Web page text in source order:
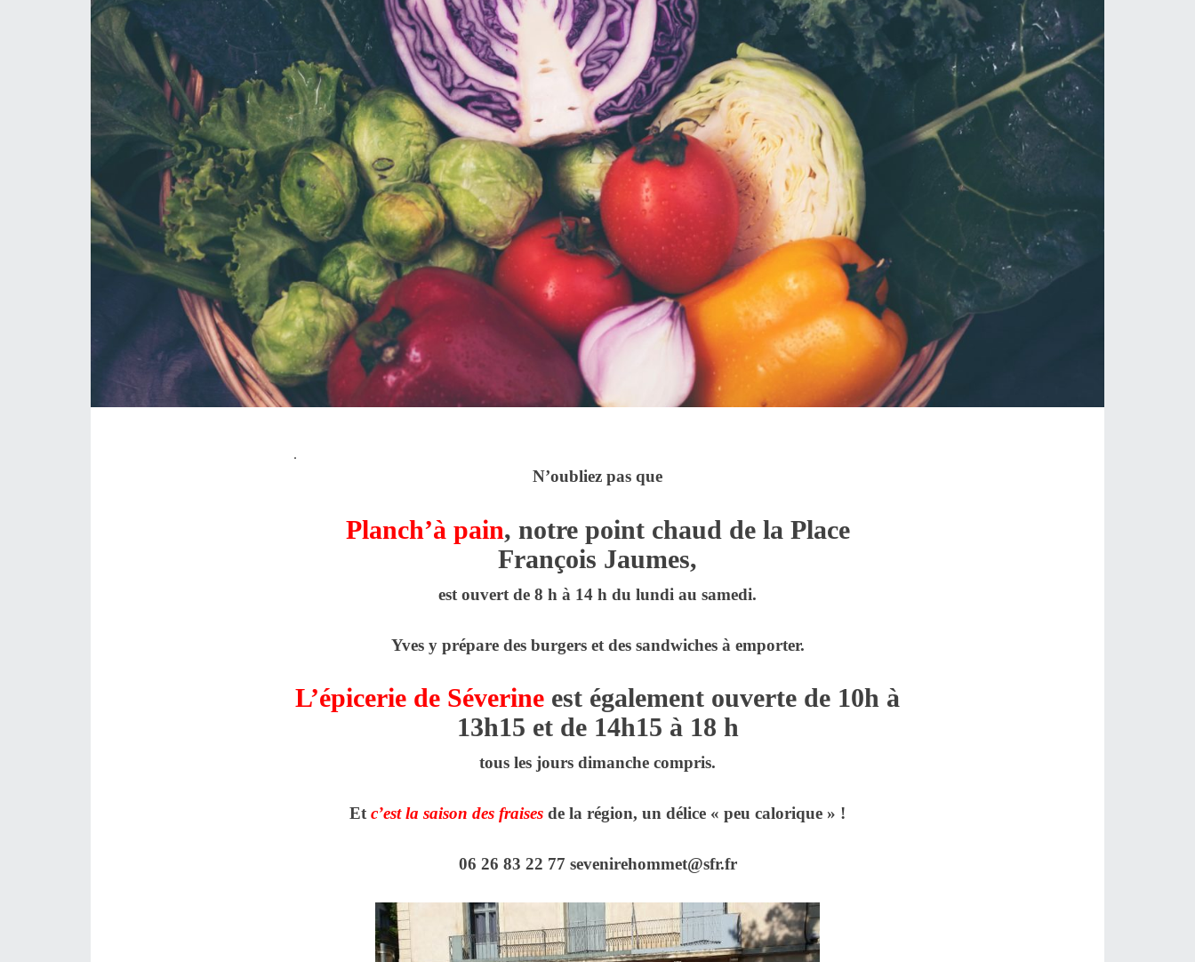
.
N’oubliez pas que
Planch’à pain, notre point chaud de la Place
François Jaumes,
est ouvert de 8 h à 14 h du lundi au samedi.
Yves y prépare des burgers et des sandwiches à emporter.
L’épicerie de Séverine est également ouverte de 10h à
13h15 et de 14h15 à 18 h
tous les jours dimanche compris.
Et c’est la saison des fraises de la région, un délice « peu calorique » !
06 26 83 22 77 sevenirehommet@sfr.fr